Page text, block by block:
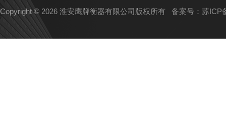
Copyright © 2026 淮安鹰牌衡器有限公司版权所有 备案号：苏ICP